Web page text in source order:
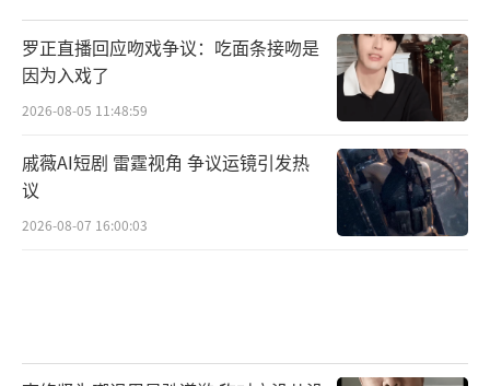
罗正直播回应吻戏争议：吃面条接吻是
因为入戏了
2026-08-05 11:48:59
戚薇AI短剧 雷霆视角 争议运镜引发热
议
2026-08-07 16:00:03